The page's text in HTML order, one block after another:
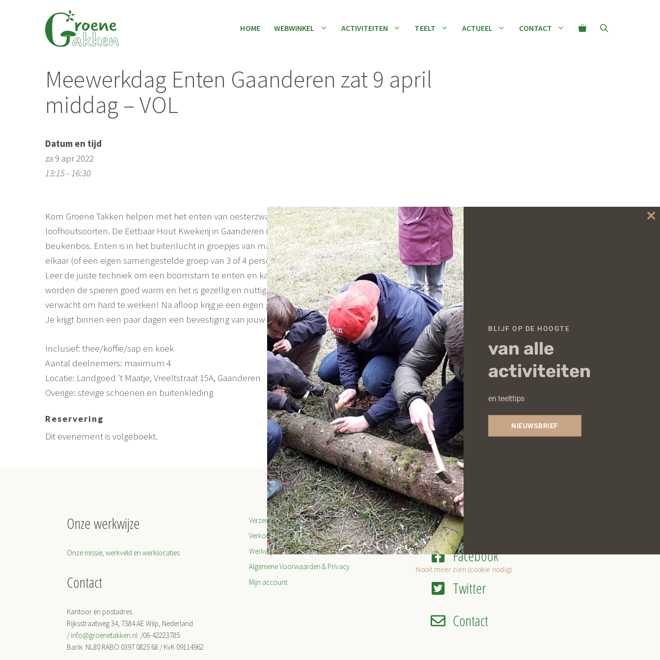
HOME WEBWINKEL ACTIVITEITEN TEELT ACTUEEL CONTACT
Meewerkdag Enten Gaanderen zat 9 april
middag – VOL
Datum en tijd
za 9 apr 2022
13:15 - 16:30
Kom Groene Takken helpen met het enten van oesterzwammen op boomstammen van diverse
loofhoutsoorten. De Eetbaar Hout Kwekerij in Gaanderen is op Landgoed ’t Maatje in een jonge
beukenbos. Enten is in het buitenlucht in groepjes van maximum 2 personen op ruime afstand van
elkaar (of een eigen samengestelde groep van 3 of 4 personen) met een totaal van 4 deelnemers.
Leer de juiste techniek om een boomstam te enten en kan je lekker aan de slag. In een paar uurtjes
worden de spieren goed warm en het is gezellig en nuttig. Deelname is gratis, maar je wordt wel
verwacht om hard te werken! Na afloop krijg je een eigen geënte stam mee als dank voor jouw inzet.
Je krijgt binnen een paar dagen een bevestiging van jouw aanmelding (incl. een routebeschrijving).
Inclusief: thee/koffie/sap en koek
Aantal deelnemers: maximum 4
Locatie: Landgoed ’t Maatje, Vreeltstraat 15A, Gaanderen
Overige: stevige schoenen en buitenkleding
Reservering
Dit evenement is volgeboekt.
Onze werkwijze
Onze missie, werkveld en werklocaties
Contact
Kantoor en postadres
Rijksstraatweg 34, 7384 AE Wilp, Nederland
/info@groenetakken.nl /06-42223785
Bank: NL80 RABO 0397 0825 68 / KvK 09114962
Verzendinformatie
Verkooppunten 2026
Werkwijze
Algemene Voorwaarden & Privacy
Mijn account
Nieuwsbrief
Facebook
Twitter
Contact
BLIJF OP DE HOOGTE
van alle
activiteiten
en teelttips
NIEUWSBRIEF
Nooit meer zien (cookie nodig)